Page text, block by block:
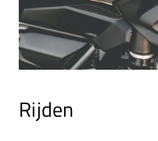
Rijden